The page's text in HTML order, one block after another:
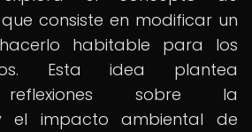
consiste en modificar un
habitable para los
Esta idea plantea
reflexiones sobre la
el impacto ambiental de